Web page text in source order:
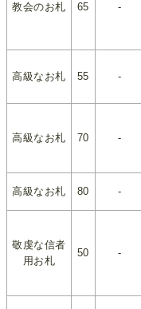
教会のお札 65 -
高級なお札 55 -
高級なお札 70 -
高級なお札 80 -
敬虔な信者
用お札
50 -